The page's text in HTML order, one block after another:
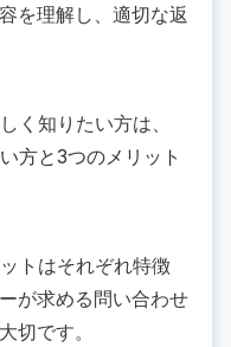
を理解し、適切な返
く知りたい方は、
方と3つのメリット
トはそれぞれ特徴
が求める問い合わせ
切です。